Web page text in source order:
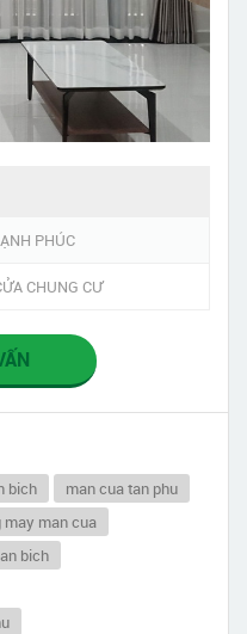
PHÚC
CHUNG CƯ
bich
man cua tan phu
may man cua
bich